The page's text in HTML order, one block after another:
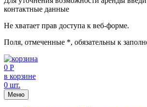
контактные данные
Не хватает прав доступа к веб-форме.
Поля, отмеченные *, обязательны к
0 Р
в корзине
0 шт.
Меню